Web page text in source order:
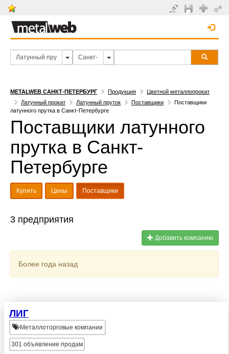
METALWEB САНКТ-ПЕТЕРБУРГ Продукция
Цветной металлопрокат
Латунный прокат
Латунный пруток Поставщики
Поставщики
латунного прутка в Санкт-Петербурге
Поставщики латунного
прутка в Санкт-
Петербурге
Купить Цены Поставщики
3 предприятия
Добавить компанию
Более года назад
ЛИГ
Металлоторговые компании
301 объявление продам